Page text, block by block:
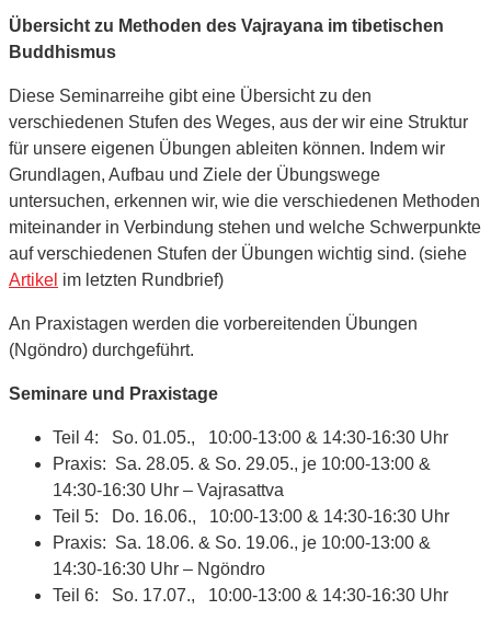
Übersicht zu Methoden des Vajrayana im tibetischen
Buddhismus
Diese Seminarreihe gibt eine Übersicht zu den
verschiedenen Stufen des Weges, aus der wir eine Struktur
für unsere eigenen Übungen ableiten können. Indem wir
Grundlagen, Aufbau und Ziele der Übungswege
untersuchen, erkennen wir, wie die verschiedenen Methoden
miteinander in Verbindung stehen und welche Schwerpunkte
auf verschiedenen Stufen der Übungen wichtig sind. (siehe
Artikel im letzten Rundbrief)
An Praxistagen werden die vorbereitenden Übungen
(Ngöndro) durchgeführt.
Seminare und Praxistage
Teil 4: So. 01.05., 10:00-13:00 & 14:30-16:30 Uhr
Praxis: Sa. 28.05. & So. 29.05., je 10:00-13:00 &
14:30-16:30 Uhr – Vajrasattva
Teil 5: Do. 16.06., 10:00-13:00 & 14:30-16:30 Uhr
Praxis: Sa. 18.06. & So. 19.06., je 10:00-13:00 &
14:30-16:30 Uhr – Ngöndro
Teil 6: So. 17.07., 10:00-13:00 & 14:30-16:30 Uhr